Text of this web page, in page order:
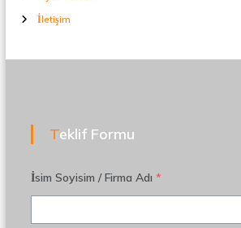
İletişim
Teklif Formu
İsim Soyisim / Firma Adı *